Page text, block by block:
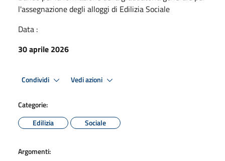
l'assegnazione degli alloggi di Edilizia Sociale
Data :
30 aprile 2026
Condividi Vedi azioni
Categorie:
Edilizia
Sociale
Argomenti: